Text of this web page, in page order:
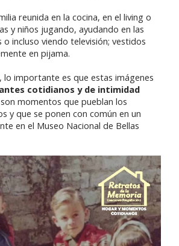
reunida en la cocina, en el living o
y niños jugando, ayudando en las
incluso viendo televisión; vestidos
en pijama.
importante es que estas imágenes
cotidianos y de intimidad
momentos que pueblan los
y que se ponen con común en un
en el Museo Nacional de Bellas